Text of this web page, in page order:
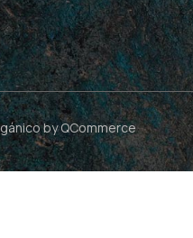
by QCommerce